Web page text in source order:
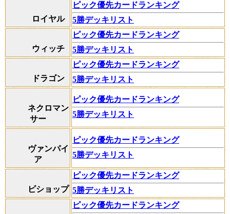
ロイヤル
ピック優先カードランキング
5勝デッキリスト
ウィッチ
ピック優先カードランキング
5勝デッキリスト
ドラゴン
ピック優先カードランキング
5勝デッキリスト
ネクロマン
サー
ピック優先カードランキング
5勝デッキリスト
ヴァンパイ
ア
ピック優先カードランキング
5勝デッキリスト
ビショップ
ピック優先カードランキング
5勝デッキリスト
ピック優先カードランキング